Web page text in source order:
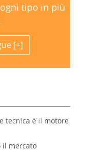
tipo in più
tecnica è il motore
il mercato